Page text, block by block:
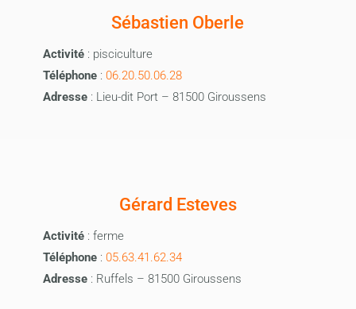
Sébastien Oberle
Activité : pisciculture
Téléphone: 06.20.50.06.28
Adresse : Lieu-dit Port – 81500 Giroussens
Gérard Esteves
Activité : ferme
Téléphone: 05.63.41.62.34
Adresse : Ruffels – 81500 Giroussens